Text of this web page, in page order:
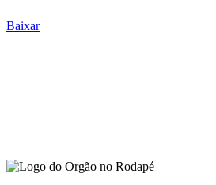
Baixar